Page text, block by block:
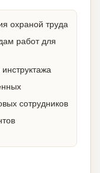
охраной труда
работ для
сотрудников